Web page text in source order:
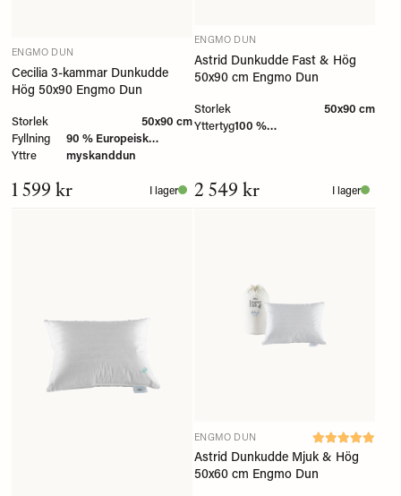
ENGMO DUN
Cecilia 3-kammar Dunkudde
Hög 50x90 Engmo Dun
Storlek
50x90 cm
Fyllning
Yttre
90 % Europeisk
myskanddun
1 599 kr I lager
ENGMO DUN
Astrid Dunkudde Fast & Hög
50x90 cm Engmo Dun
Storlek
50x90 cm
Yttertyg100 %
2 549 kr I lager
ENGMO DUN
Astrid Dunkudde Mjuk & Hög
50x60 cm Engmo Dun